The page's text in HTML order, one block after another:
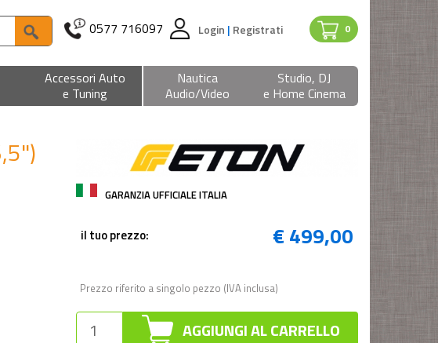
0
0577 716097 Login | Registrati
Accessori Auto
e Tuning
Nautica
Audio/Video
Studio, DJ
e Home Cinema
GARANZIA UFFICIALE ITALIA
€ 499,00
il tuo prezzo:
Prezzo riferito a singolo pezzo (IVA inclusa)
AGGIUNGI AL CARRELLO